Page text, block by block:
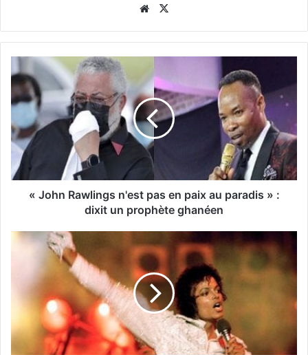
Website
« John Rawlings n'est pas en paix au paradis » :
dixit un prophète ghanéen